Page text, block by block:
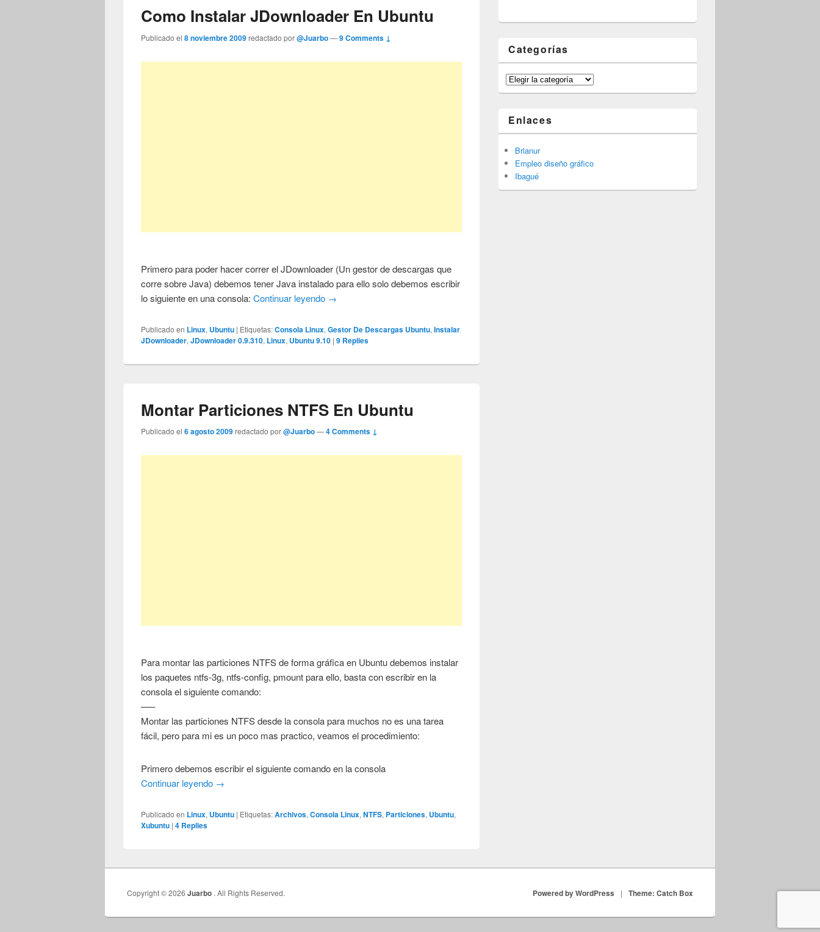
Como Instalar JDownloader En Ubuntu
Publicado el8 noviembre 2009redactado por@Juarbo—9 Comments ↓
Primero para poder hacer correr el JDownloader (Un gestor de descargas que
corre sobre Java) debemos tener Java instalado para ello solo debemos escribir
lo siguiente en una consola:Continuar leyendo →
Publicado en Linux, Ubuntu | Etiquetas:Consola Linux,Gestor De Descargas Ubuntu,Instalar
JDownloader,JDownloader 0.9.310, Linux, Ubuntu 9.10 |9 Replies
Montar Particiones NTFS En Ubuntu
Publicado el6 agosto 2009redactado por@Juarbo—4 Comments ↓
Para montar las particiones NTFS de forma gráfica en Ubuntu debemos instalar
los paquetes ntfs-3g, ntfs-config, pmount para ello, basta con escribir en la
consola el siguiente comando:
—–
Montar las particiones NTFS desde la consola para muchos no es una tarea
fácil, pero para mi es un poco mas practico, veamos el procedimiento:
Primero debemos escribir el siguiente comando en la consola
Continuar leyendo →
Publicado en Linux, Ubuntu | Etiquetas:Archivos,Consola Linux,NTFS, Particiones, Ubuntu,
Xubuntu |4 Replies
Categorías
Categorías
Enlaces
Brianur
Empleo diseño gráfico
Ibagué
Copyright © 2026 Juarbo . All Rights Reserved. Powered by WordPress | Theme: Catch Box